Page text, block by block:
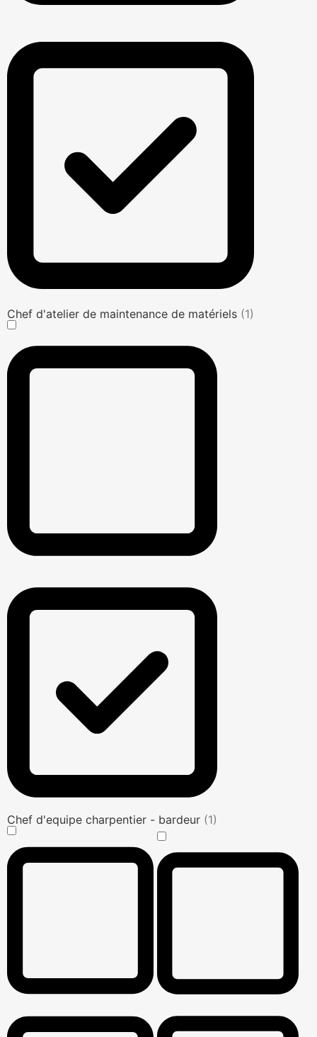
Chef d'atelier de maintenance de matériels (1)
Chef d'equipe charpentier - bardeur (1)